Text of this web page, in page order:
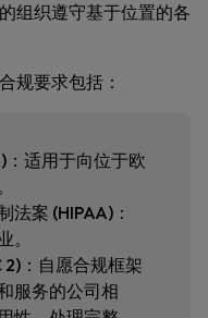
组织遵守基于位置的各
规要求包括：
适用于向位于欧
法案 (HIPAA)：
。
： 自愿合规框架
服务的公司相